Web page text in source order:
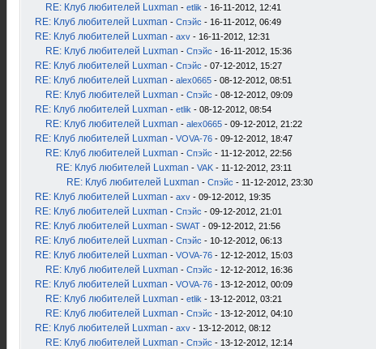
RE: Клуб любителей Luxman - etlik - 16-11-2012, 12:41
RE: Клуб любителей Luxman - Спэйс - 16-11-2012, 06:49
RE: Клуб любителей Luxman - axv - 16-11-2012, 12:31
RE: Клуб любителей Luxman - Спэйс - 16-11-2012, 15:36
RE: Клуб любителей Luxman - Спэйс - 07-12-2012, 15:27
RE: Клуб любителей Luxman - alex0665 - 08-12-2012, 08:51
RE: Клуб любителей Luxman - Спэйс - 08-12-2012, 09:09
RE: Клуб любителей Luxman - etlik - 08-12-2012, 08:54
RE: Клуб любителей Luxman - alex0665 - 09-12-2012, 21:22
RE: Клуб любителей Luxman - VOVA-76 - 09-12-2012, 18:47
RE: Клуб любителей Luxman - Спэйс - 11-12-2012, 22:56
RE: Клуб любителей Luxman - VAK - 11-12-2012, 23:11
RE: Клуб любителей Luxman - Спэйс - 11-12-2012, 23:30
RE: Клуб любителей Luxman - axv - 09-12-2012, 19:35
RE: Клуб любителей Luxman - Спэйс - 09-12-2012, 21:01
RE: Клуб любителей Luxman - SWAT - 09-12-2012, 21:56
RE: Клуб любителей Luxman - Спэйс - 10-12-2012, 06:13
RE: Клуб любителей Luxman - VOVA-76 - 12-12-2012, 15:03
RE: Клуб любителей Luxman - Спэйс - 12-12-2012, 16:36
RE: Клуб любителей Luxman - VOVA-76 - 13-12-2012, 00:09
RE: Клуб любителей Luxman - etlik - 13-12-2012, 03:21
RE: Клуб любителей Luxman - Спэйс - 13-12-2012, 04:10
RE: Клуб любителей Luxman - axv - 13-12-2012, 08:12
RE: Клуб любителей Luxman - Спэйс - 13-12-2012, 12:14